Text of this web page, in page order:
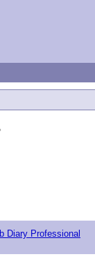
Diary Professional